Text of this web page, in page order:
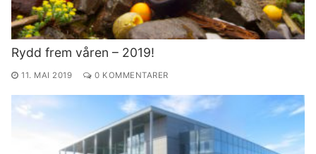
Rydd frem våren – 2019!
11. MAI 2019 0 KOMMENTARER